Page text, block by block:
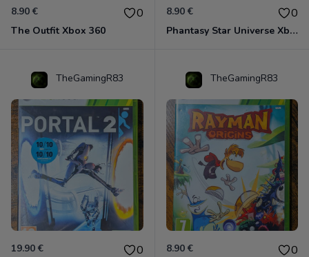
8.90 € 0
The Outfit Xbox 360
8.90 € 0
Phantasy Star Universe Xbox 360
TheGamingR83
19.90 € 0
TheGamingR83
8.90 € 0